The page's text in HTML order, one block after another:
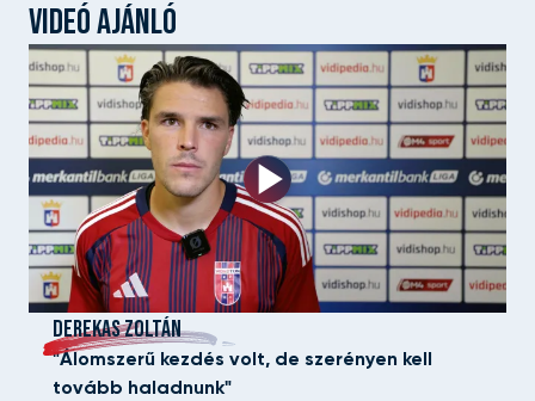
VIDEÓ AJÁNLÓ
DEREKAS ZOLTÁN
"Álomszerű kezdés volt, de szerényen kell
tovább haladnunk"